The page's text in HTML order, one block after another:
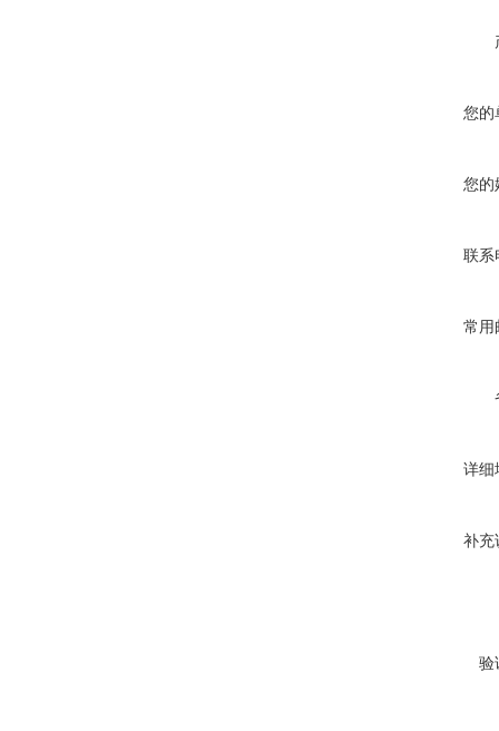
您的
您的
联系
常用
详细
补充
验